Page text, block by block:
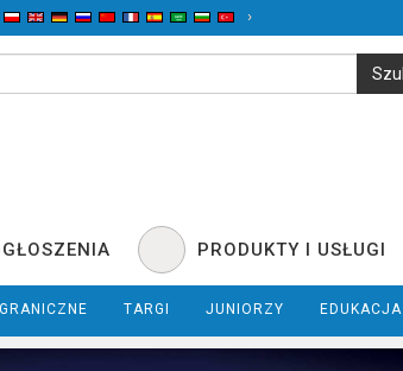
›
PRODUKTY I USŁUGI
TARGI JUNIORZY EDUKACJA